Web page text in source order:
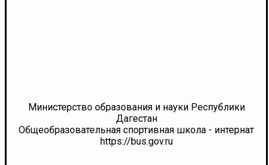
Министерство образования и науки Республики
Дагестан
Общеобразовательная спортивная школа - интернат
https://bus.gov.ru